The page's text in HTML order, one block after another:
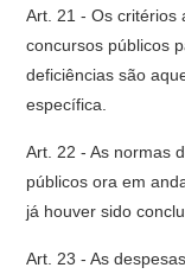
Art. 21 - Os critérios
concursos públicos
deficiências são
específica.
Art. 22 - As normas
públicos ora em
já houver sido
Art. 23 - As